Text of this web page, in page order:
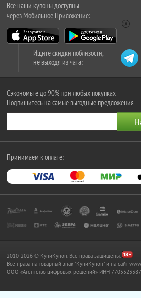
Все наши купоны доступны
через Мобильное Приложение:
Ищите скидки поблизости,
не выходя из чата:
Сэкономьте до 90% при любых покупках
Подпишитесь на самые выгодные предложения
Принимаем к оплате:
2010-2026 © КупиКупон. Все права защищены.
Все права на товарный знак "КупиКупон" и на сайт
OOO «Агентство цифровых решений» ИНН